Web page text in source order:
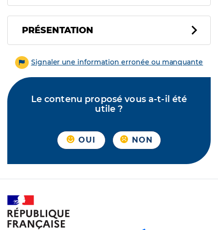
PRÉSENTATION
Signaler une information erronée ou manquante
Le contenu proposé vous a-t-il été
utile ?
OUI NON